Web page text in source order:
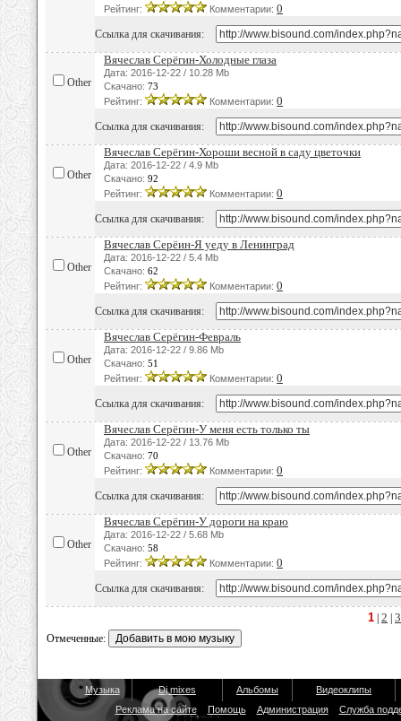
Рейтинг:
Комментарии: 0
Ссылка для скачивания:
Other
Вячеслав Серёгин-Холодные глаза
Дата: 2016-12-22 / 10.28 Mb
Скачано: 73
Рейтинг:
Комментарии: 0
Ссылка для скачивания:
Other
Вячеслав Серёгин-Хороши весной в саду цветочки
Дата: 2016-12-22 / 4.9 Mb
Скачано: 92
Рейтинг:
Комментарии: 0
Ссылка для скачивания:
Other
Вячеслав Серёин-Я уеду в Ленинград
Дата: 2016-12-22 / 5.4 Mb
Скачано: 62
Рейтинг:
Комментарии: 0
Ссылка для скачивания:
Other
Вячеслав Серёгин-Февраль
Дата: 2016-12-22 / 9.86 Mb
Скачано: 51
Рейтинг:
Комментарии: 0
Ссылка для скачивания:
Other
Вячеслав Серёгин-У меня есть только ты
Дата: 2016-12-22 / 13.76 Mb
Скачано: 70
Рейтинг:
Комментарии: 0
Ссылка для скачивания:
Other
Вячеслав Серёгин-У дороги на краю
Дата: 2016-12-22 / 5.68 Mb
Скачано: 58
Рейтинг:
Комментарии: 0
Ссылка для скачивания:
1 2 3
Отмеченные:
Музыка Dj mixes Альбомы
Видеоклипы
Реклама на сайте
Помощь Администрация Служба